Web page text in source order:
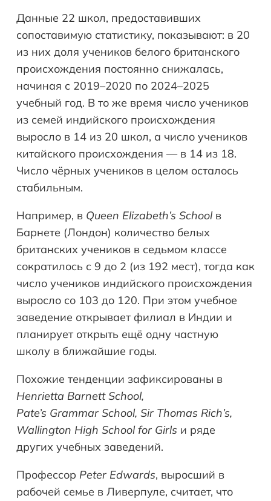
Данные 22 школ, предоставивших
сопоставимую статистику, показывают: в 20
из них доля учеников белого британского
происхождения постоянно снижалась,
начиная с 2019–2020 по 2024–2025
учебный год. В то же время число учеников
из семей индийского происхождения
выросло в 14 из 20 школ, а число учеников
китайского происхождения — в 14 из 18.
Число чёрных учеников в целом осталось
стабильным.
Например, в Queen Elizabeth’s Schoolв
Барнете (Лондон) количество белых
британских учеников в седьмом классе
сократилось с 9 до 2 (из 192 мест), тогда как
число учеников индийского происхождения
выросло со 103 до 120. При этом учебное
заведение открывает филиал в Индии и
планирует открыть ещё одну частную
школу в ближайшие годы.
Похожие тенденции зафиксированы в
Henrietta Barnett School,
Pate’s Grammar School, Sir Thomas Rich’s,
Wallington High School for Girls и ряде
других учебных заведений.
Профессор Peter Edwards, выросший в
рабочей семье в Ливерпуле, считает, что